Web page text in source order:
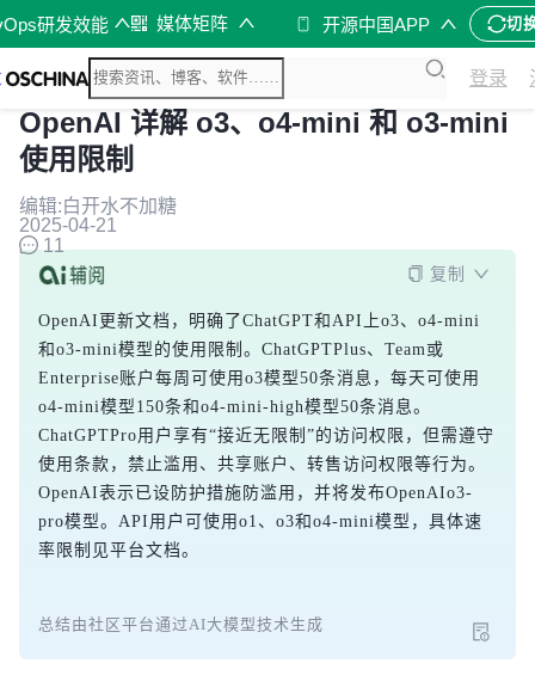
研发效能 媒体矩阵 开源中国APP 切
登录
OpenAI 详解 o3、o4-mini 和 o3-mini
使用限制
编辑:白开水不加糖
2025-04-21
11
复制
OpenAI更新文档，明确了ChatGPT和API上o3、o4-mini
和o3-mini模型的使用限制。ChatGPTPlus、Team或
Enterprise账户每周可使用o3模型50条消息，每天可使用
o4-mini模型150条和o4-mini-high模型50条消息。
ChatGPTPro用户享有“接近无限制”的访问权限，但需遵守
使用条款，禁止滥用、共享账户、转售访问权限等行为。
OpenAI表示已设防护措施防滥用，并将发布OpenAIo3-
pro模型。API用户可使用o1、o3和o4-mini模型，具体速
率限制见平台文档。
总结由社区平台通过AI大模型技术生成